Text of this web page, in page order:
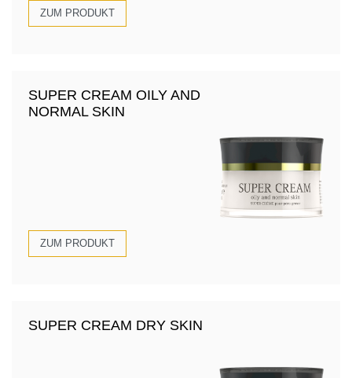
ZUM PRODUKT
SUPER CREAM OILY AND
NORMAL SKIN
ZUM PRODUKT
SUPER CREAM DRY SKIN